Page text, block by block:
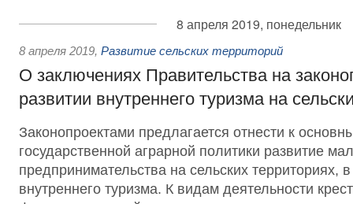
8 апреля 2019, понедельник
8 апреля 2019, Развитие сельских территорий
О заключениях Правительства на
развитии внутреннего туризма на
Законопроектами предлагается отнести к
государственной аграрной политики развитие
предпринимательства на сельских территориях,
внутреннего туризма. К видам деятельности